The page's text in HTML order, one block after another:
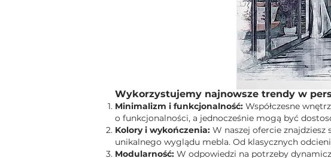
Wykorzystujemy najnowsze trendy w
Minimalizm i funkcjonalność: Współczesne
o funkcjonalności, a jednocześnie mogą być
Kolory i wykończenia: W naszej ofercie
unikalnego wyglądu mebla. Od klasycznych
Modularność: W odpowiedzi na potrzeby